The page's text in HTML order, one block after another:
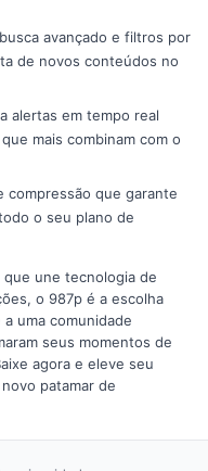
avançado e filtros por
de novos conteúdos no
alertas em tempo real
mais combinam com o
compressão que garante
o seu plano de
une tecnologia de
o 987p é a escolha
uma comunidade
seus momentos de
agora e eleve seu
patamar de